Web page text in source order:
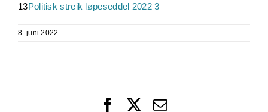
13Politisk streik løpeseddel 2022 3
8. juni 2022
FacebookEmail